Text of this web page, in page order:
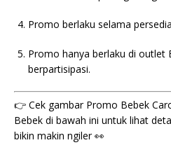
Promo berlaku selama
Promo hanya berlaku di outlet
berpartisipasi.
👉 Cek gambar Promo Bebek
Bebek di bawah ini untuk lihat
bikin makin ngiler 👀